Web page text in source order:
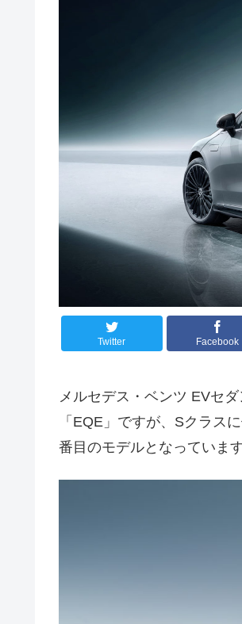
Twitter Facebook
メルセデス・ベンツ EVセ
「EQE」ですが、Sクラス
番目のモデルとなっています